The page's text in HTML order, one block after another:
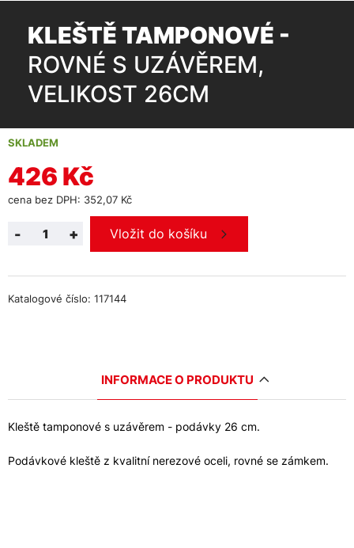
KLEŠTĚ TAMPONOVÉ -
ROVNÉ S UZÁVĚREM,
VELIKOST 26CM
SKLADEM
426 Kč
cena bez DPH: 352,07 Kč
+
- Vložit do košíku
Katalogové číslo: 117144
INFORMACE O PRODUKTU
Kleště tamponové s uzávěrem - podávky 26 cm.
Podávkové kleště z kvalitní nerezové oceli, rovné se zámkem.